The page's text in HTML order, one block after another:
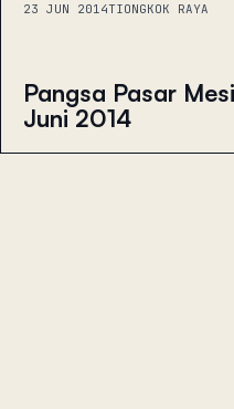
23 JUN 2014TIONGKOK RAYA
Pangsa Pasar
Juni 2014